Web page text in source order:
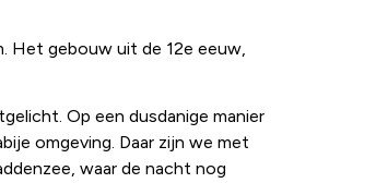
Het gebouw uit de 12e eeuw,
Op een dusdanige manier
omgeving. Daar zijn we met
waar de nacht nog